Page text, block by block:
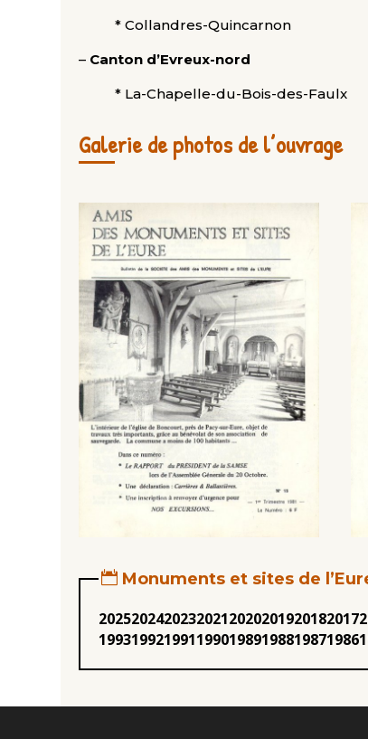
* Collandres-Quincarnon
– Canton d’Evreux-nord
* La-Chapelle-du-Bois-des-Faulx
Galerie de photos de l’ouvrage
Monuments et sites de
20252024202320212020201920182017
19931992199119901989198819871986